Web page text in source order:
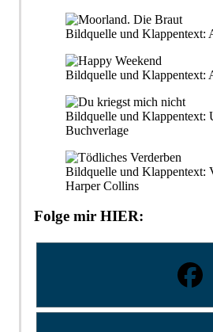
Bildquelle und Klappentext:
Bildquelle und Klappentext:
Bildquelle und Klappentext:
Buchverlage
Bildquelle und Klappentext:
Harper Collins
Folge mir HIER: